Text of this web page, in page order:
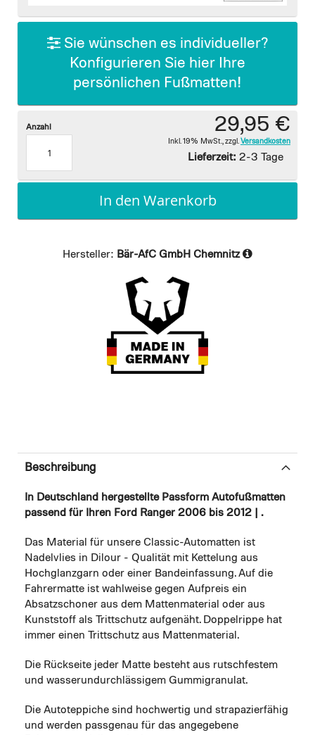
gallery
Sie wünschen es individueller?
Konfigurieren Sie hier Ihre
persönlichen Fußmatten!
29,95 €
Inkl. 19% MwSt. zzgl. Versandkosten
Lieferzeit: 2-3 Tage
Anzahl
In den Warenkorb
Hersteller: Bär-AfC GmbH Chemnitz
Beschreibung
In Deutschland hergestellte Passform Autofußmatten
passend für Ihren Ford Ranger 2006 bis 2012 | .
Das Material für unsere Classic-Automatten ist
Nadelvlies in Dilour - Qualität mit Kettelung aus
Hochglanzgarn oder einer Bandeinfassung. Auf die
Fahrermatte ist wahlweise gegen Aufpreis ein
Absatzschoner aus dem Mattenmaterial oder aus
Kunststoff als Trittschutz aufgenäht. Doppelrippe hat
immer einen Trittschutz aus Mattenmaterial.
Die Rückseite jeder Matte besteht aus rutschfestem
und wasserundurchlässigem Gummigranulat.
Die Autoteppiche sind hochwertig und strapazierfähig
und werden passgenau für das angegebene